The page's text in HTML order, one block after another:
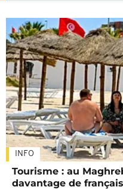
INFO
Tourisme : au
davantage de